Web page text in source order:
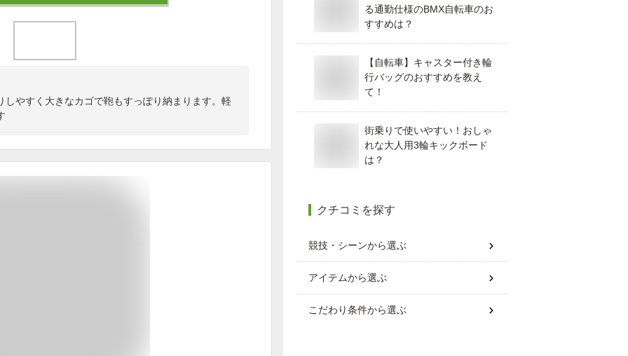
しやすく大きなカゴで鞄もすっぽり納まります。軽
る通勤仕様のBMX自転車のお
すすめは？
【自転車】キャスター付き輪
行バッグのおすすめを教え
て！
街乗りで使いやすい！おしゃ
れな大人用3輪キックボード
は？
クチコミを探す
競技・シーンから選ぶ
アイテムから選ぶ
こだわり条件から選ぶ